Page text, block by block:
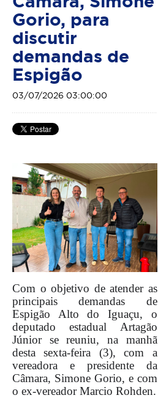
Gorio, para
discutir
demandas de
Espigão
03/07/2026 03:00:00
Com o objetivo de atender as
principais demandas de
Espigão Alto do Iguaçu, o
deputado estadual Artagão
Júnior se reuniu, na manhã
desta sexta-feira (3), com a
vereadora e presidente da
Câmara, Simone Gorio, e com
o ex-vereador Marcio Rohden.